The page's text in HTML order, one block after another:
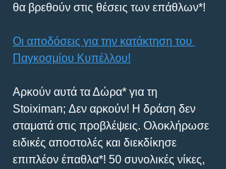
θα βρεθούν στις θέσεις των επάθλων*!
Οι αποδόσεις για την κατάκτηση του
Παγκοσμίου Κυπέλλου!
Αρκούν αυτά τα Δώρα* για τη
Stoiximan; Δεν αρκούν! Η δράση δεν
σταματά στις προβλέψεις. Ολοκλήρωσε
ειδικές αποστολές και διεκδίκησε
επιπλέον έπαθλα*! 50 συνολικές νίκες,